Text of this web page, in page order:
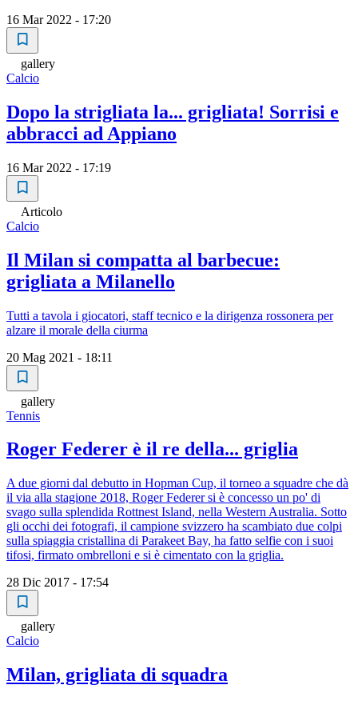
16 Mar 2022 - 17:20
gallery
Calcio
Dopo la strigliata la... grigliata! Sorrisi e
abbracci ad Appiano
16 Mar 2022 - 17:19
Articolo
Calcio
Il Milan si compatta al barbecue:
grigliata a Milanello
Tutti a tavola i giocatori, staff tecnico e la dirigenza rossonera per
alzare il morale della ciurma
20 Mag 2021 - 18:11
gallery
Tennis
Roger Federer è il re della... griglia
A due giorni dal debutto in Hopman Cup, il torneo a squadre che dà
il via alla stagione 2018, Roger Federer si è concesso un po' di
svago sulla splendida Rottnest Island, nella Western Australia. Sotto
gli occhi dei fotografi, il campione svizzero ha scambiato due colpi
sulla spiaggia cristallina di Parakeet Bay, ha fatto selfie con i suoi
tifosi, firmato ombrelloni e si è cimentato con la griglia.
28 Dic 2017 - 17:54
gallery
Calcio
Milan, grigliata di squadra